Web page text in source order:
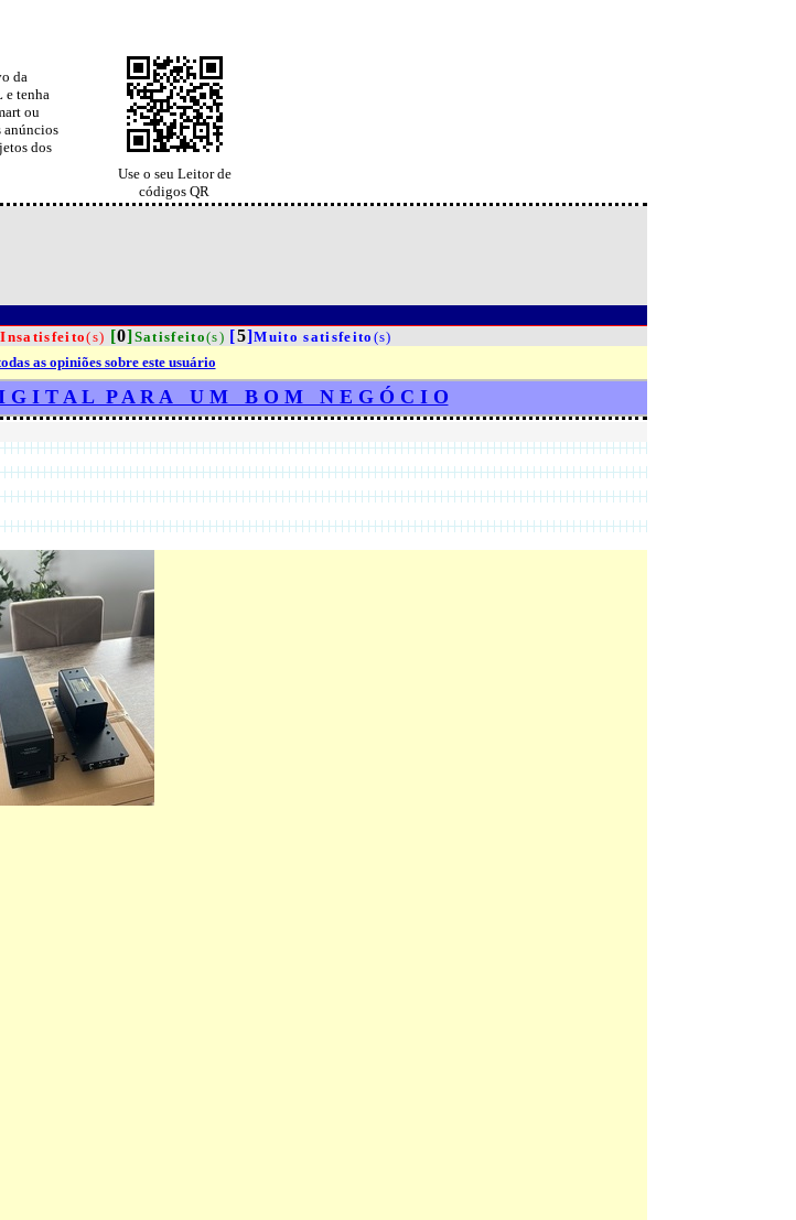
da
e tenha
ou
anúncios
dos
Use o seu Leitor de
códigos QR
Insatisfeito(s) [0]Satisfeito(s) [5]Muito satisfeito (s)
as opiniões sobre este usuário
I T A L P A R A U M B O M N E G Ó C I O